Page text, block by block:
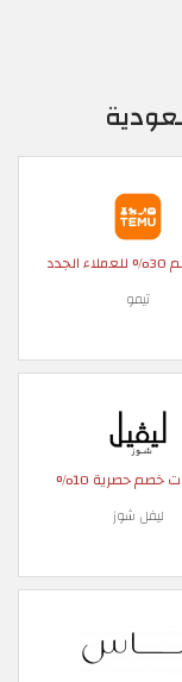
تيمو
خصم حصرية 10%
ليفل شوز